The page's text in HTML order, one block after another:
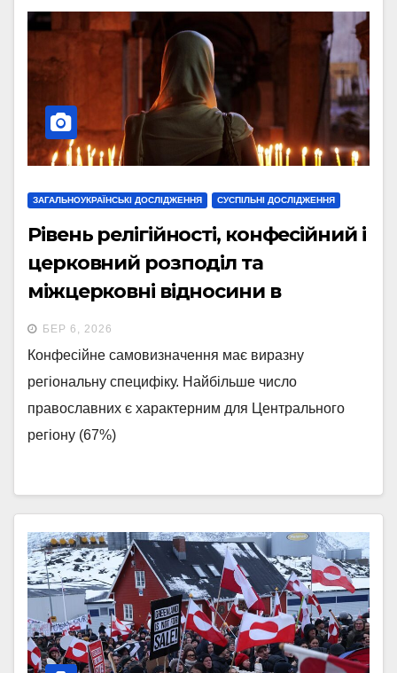
ЗАГАЛЬНОУКРАЇНСЬКІ ДОСЛІДЖЕННЯ СУСПІЛЬНІ ДОСЛІДЖЕННЯ
Рівень релігійності, конфесійний і
церковний розподіл та
міжцерковні відносини в
українському суспільстві
(листопад 2025р.)
БЕР 6, 2026
Конфесійне самовизначення має виразну
регіональну специфіку. Найбільше число
православних є характерним для Центрального
регіону (67%)